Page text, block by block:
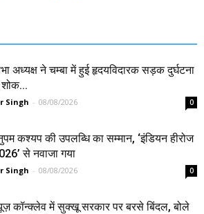
अध्यक्ष ने चम्बा में हुई हृदयविदारक सड़क दुर्घटना
शोक...
Singh - 08/08/2026 0
कश्यप की उपलब्धि का सम्मान, ‘इंडियन हीरोज
से नवाजा गया
Singh - 08/08/2026 0
कॉन्क्लेव में सुक्खू सरकार पर बरसे बिंदल, बोले